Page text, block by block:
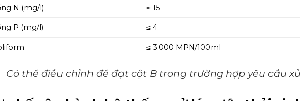
N (mg/l) ≤ 15
P (mg/l) ≤ 4
≤ 3.000 MPN/100ml
Có thể điều chỉnh để đạt cột B trong trường hợp yêu cầu